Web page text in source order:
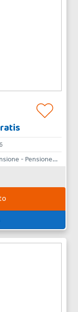
All Inclusive - Mezza Pensione - Pensione Completa - Bed & Breakfast